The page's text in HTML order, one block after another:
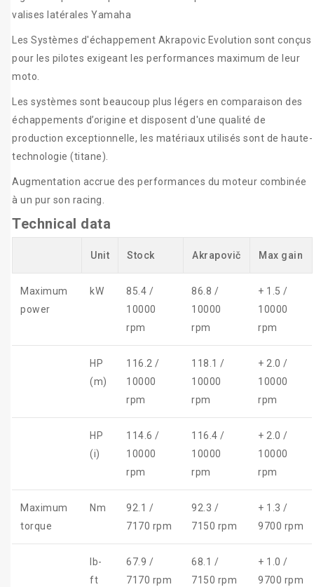
valises latérales Yamaha
Les Systèmes d'échappement Akrapovic Evolution sont conçus
pour les pilotes exigeant les performances maximum de leur
moto.
Les systèmes sont beaucoup plus légers en comparaison des
échappements d’origine et disposent d'une qualité de
production exceptionnelle, les matériaux utilisés sont de haute-
technologie (titane).
Augmentation accrue des performances du moteur combinée
à un pur son racing.
Technical data
Unit Stock Akrapovič Max gain
Maximum
power
kW
85.4 /
10000
rpm
86.8 /
10000
rpm
+ 1.5 /
10000
rpm
HP
(m)
116.2 /
10000
rpm
118.1 /
10000
rpm
+ 2.0 /
10000
rpm
HP
(i)
114.6 /
10000
rpm
116.4 /
10000
rpm
+ 2.0 /
10000
rpm
Maximum
torque
Nm
92.1 /
7170 rpm
92.3 /
7150 rpm
+ 1.3 /
9700 rpm
lb-
ft
67.9 /
7170 rpm
68.1 /
7150 rpm
+ 1.0 /
9700 rpm